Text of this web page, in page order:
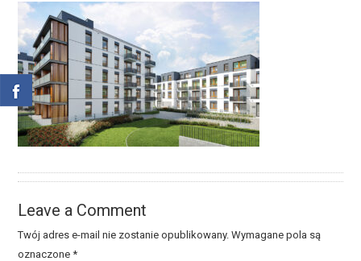
Leave a Comment
Twój adres e-mail nie zostanie opublikowany. Wymagane pola są
oznaczone*